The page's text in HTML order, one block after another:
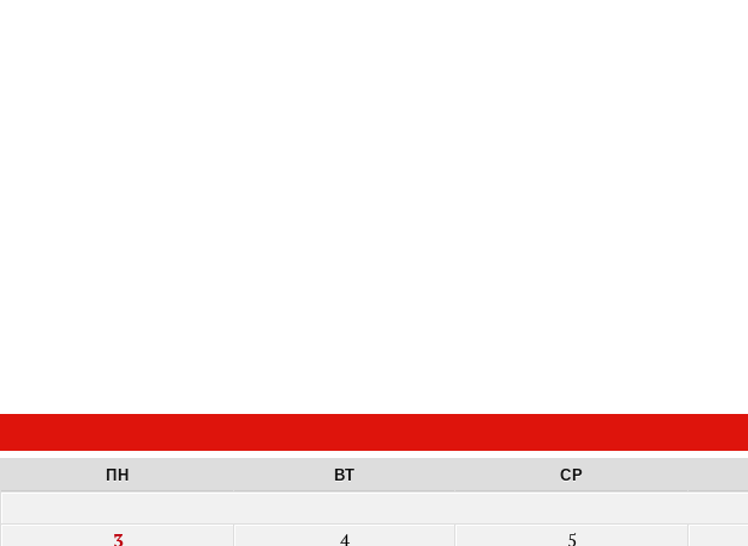
ПН ВТ СР
3
4 5